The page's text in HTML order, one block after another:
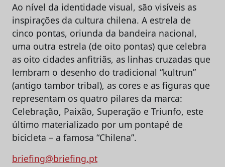
Ao nível da identidade visual, são visíveis as
inspirações da cultura chilena. A estrela de
cinco pontas, oriunda da bandeira nacional,
uma outra estrela (de oito pontas) que celebra
as oito cidades anfitriãs, as linhas cruzadas que
lembram o desenho do tradicional “kultrun”
(antigo tambor tribal), as cores e as figuras que
representam os quatro pilares da marca:
Celebração, Paixão, Superação e Triunfo, este
último materializado por um pontapé de
bicicleta – a famosa “Chilena”.
briefing@briefing.pt